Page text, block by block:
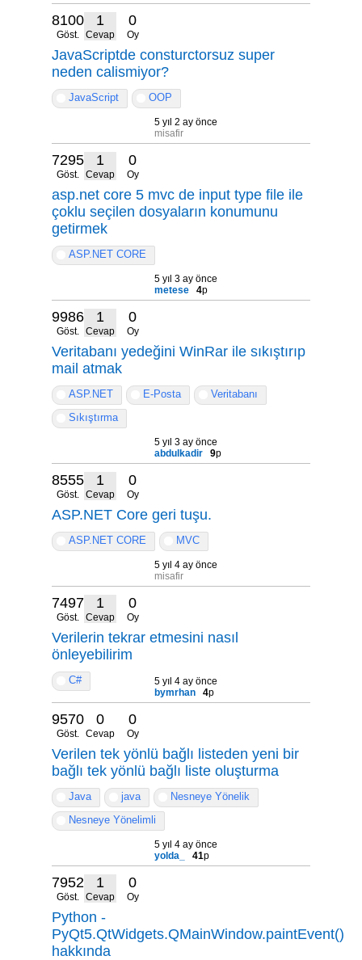
8100
Göst.
1
Cevap
0
Oy
JavaScriptde consturctorsuz super
neden calismiyor?
JavaScript OOP
5 yıl 2 ay önce
misafir
7295
Göst.
1
Cevap
0
Oy
asp.net core 5 mvc de input type file ile
çoklu seçilen dosyaların konumunu
getirmek
ASP.NET CORE
5 yıl 3 ay önce
metese
4p
9986
Göst.
1
Cevap
0
Oy
Veritabanı yedeğini WinRar ile sıkıştırıp
mail atmak
ASP.NET E-Posta
Veritabanı
Sıkıştırma
5 yıl 3 ay önce
abdulkadir
9p
8555
Göst.
1
Cevap
0
Oy
ASP.NET Core geri tuşu.
ASP.NET CORE MVC
5 yıl 4 ay önce
misafir
7497
Göst.
1
Cevap
0
Oy
Verilerin tekrar etmesini nasıl
önleyebilirim
C#
5 yıl 4 ay önce
bymrhan
4p
9570
Göst.
0
Cevap
0
Oy
Verilen tek yönlü bağlı listeden yeni bir
bağlı tek yönlü bağlı liste oluşturma
Java java
Nesneye Yönelik
Nesneye Yönelimli
5 yıl 4 ay önce
yolda_
41p
7952
Göst.
1
Cevap
0
Oy
Python -
PyQt5.QtWidgets.QMainWindow.paintEvent()
hakkında